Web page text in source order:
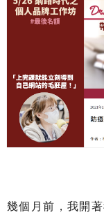
幾個月前，我開